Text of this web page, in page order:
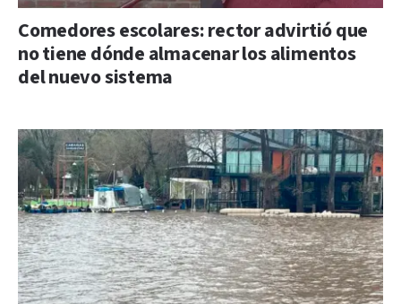
Comedores escolares: rector advirtió que
no tiene dónde almacenar los alimentos
del nuevo sistema